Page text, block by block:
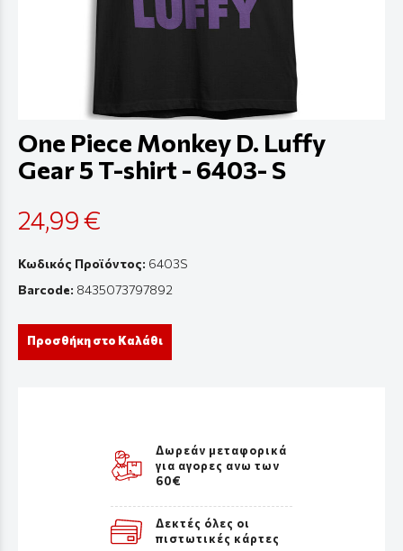
One Piece Monkey D. Luffy
Gear 5 T-shirt - 6403- S
24,99 €
Κωδικός Προϊόντος: 6403S
Barcode: 8435073797892
Προσθήκη στο Καλάθι
Δωρεάν μεταφορικά
για αγορες ανω των
60€
Δεκτές όλες οι
πιστωτικές κάρτες